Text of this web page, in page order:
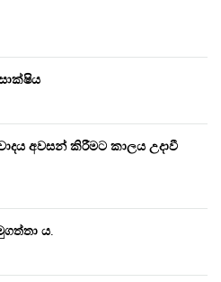
අවසන් කිරීමට කාලය උදාවී
ය.